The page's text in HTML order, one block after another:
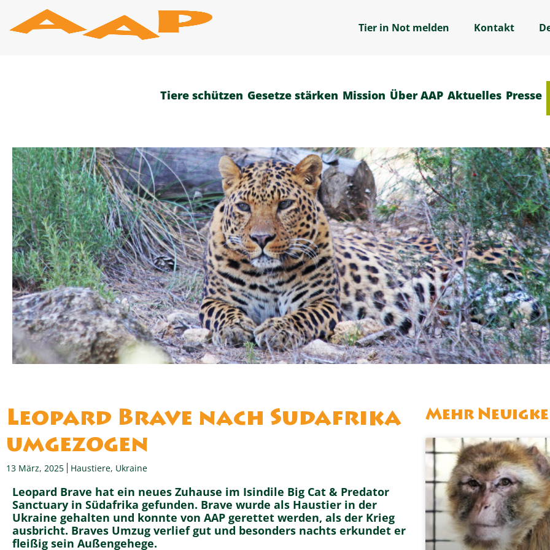
Inhalt
springen
Tier in Not melden Kontakt
Tiere schützen Gesetze stärken Mission Über AAP Aktuelles Presse
Leopard Brave nach Sudafrika
umgezogen
13 März, 2025 Haustiere, Ukraine
Leopard Brave hat ein neues Zuhause im Isindile Big Cat & Predator
Sanctuary in Südafrika gefunden. Brave wurde als Haustier in der
Ukraine gehalten und konnte von AAP gerettet werden, als der Krieg
ausbricht. Braves Umzug verlief gut und besonders nachts erkundet er
fleißig sein Außengehege.
Mehr